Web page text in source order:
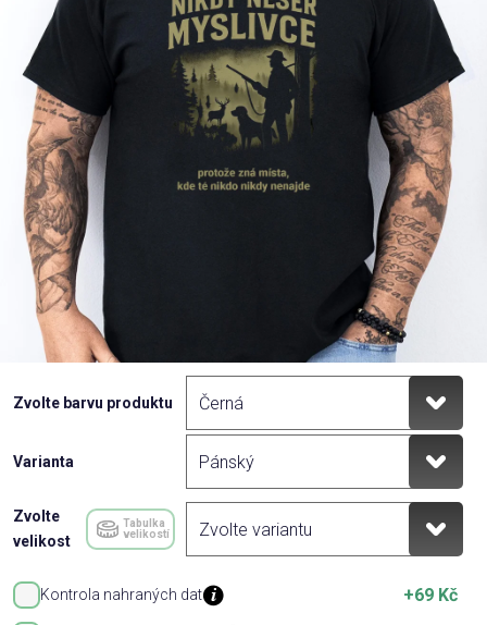
Příležitosti
Domácnost
Kolekce
Oblečení
Přihlášení
Zvolte barvu produktu
Varianta
Zvolte
velikost
Tabulka
velikostí
Kontrola nahraných dat +69 Kč